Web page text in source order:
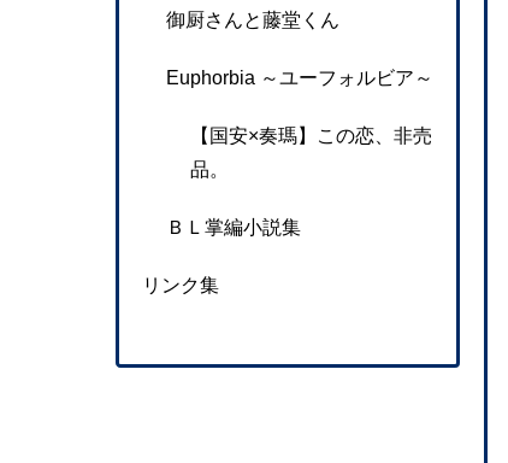
御厨さんと藤堂くん
Euphorbia ～ユーフォルビア～
【国安×奏瑪】この恋、非売
品。
ＢＬ掌編小説集
リンク集